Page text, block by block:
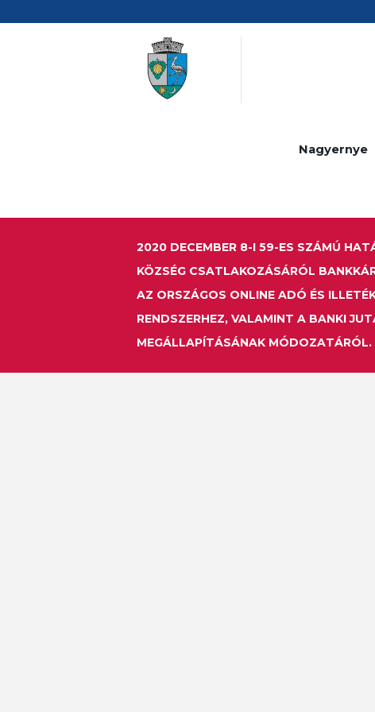
Nagyernye
2020 DECEMBER 8-I 59-ES SZÁMÚ
KÖZSÉG CSATLAKOZÁSÁRÓL
AZ ORSZÁGOS ONLINE ADÓ ÉS
RENDSZERHEZ, VALAMINT A BANKI
MEGÁLLAPÍTÁSÁNAK MÓDOZATÁRÓL.